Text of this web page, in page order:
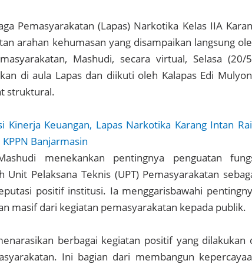
Pemasyarakatan (Lapas) Narkotika Kelas IIA
arahan kehumasan yang disampaikan langsung
Mashudi, secara virtual, Selasa (20/
di aula Lapas dan diikuti oleh Kalapas Edi
struktural.
Kinerja Keuangan, Lapas Narkotika Karang Intan
Banjarmasin
menekankan pentingnya penguatan
Pelaksana Teknis (UPT) Pemasyarakatan
positif institusi. Ia menggarisbawahi
masif dari kegiatan pemasyarakatan kepada publik.
berbagai kegiatan positif yang dilakukan
Ini bagian dari membangun